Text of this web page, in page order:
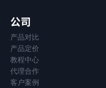
公司
产品对比
产品定价
教程中心
代理合作
客户案例